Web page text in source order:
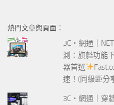
字:
熱門文章與頁面︰
3C‧網通｜
測：旗艦功能
器首選
速！(同級距分
3C‧網通｜穿